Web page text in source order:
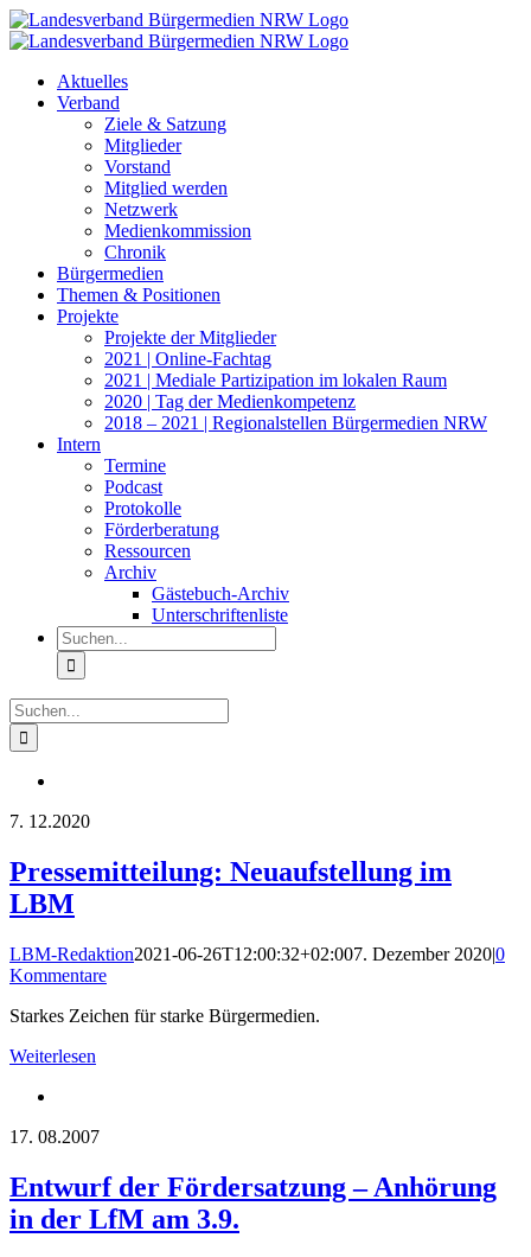
Zum
Inhalt
Aktuelles
Verband
Ziele & Satzung
Mitglieder
Vorstand
Mitglied werden
Netzwerk
Medienkommission
Chronik
Bürgermedien
Themen & Positionen
Projekte
Projekte der Mitglieder
2021 | Online-Fachtag
2021 | Mediale Partizipation im lokalen Raum
2020 | Tag der Medienkompetenz
2018 – 2021 | Regionalstellen Bürgermedien NRW
Intern
Termine
Podcast
Protokolle
Förderberatung
Ressourcen
Archiv
Gästebuch-Archiv
Unterschriftenliste
Suche
nach:
Suche
nach:
7. 12.2020
Pressemitteilung: Neuaufstellung im
LBM
LBM-Redaktion2021-06-26T12:00:32+02:007. Dezember 2020|0
Kommentare
Starkes Zeichen für starke Bürgermedien.
Weiterlesen
17. 08.2007
Entwurf der Fördersatzung – Anhörung
in der LfM am 3.9.